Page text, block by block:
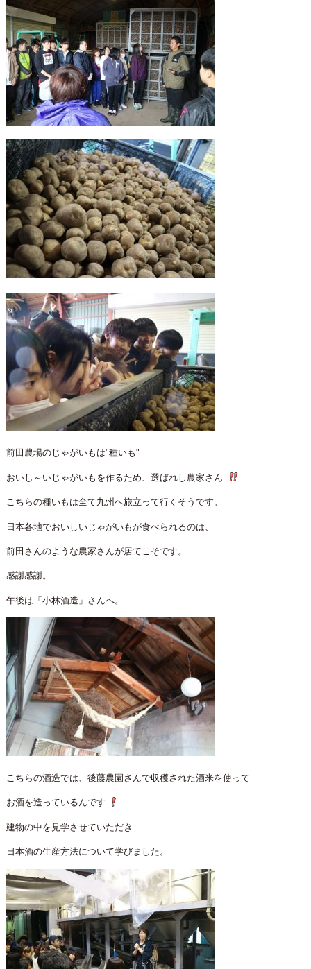
前田農場のじゃがいもは"種いも"
おいし～いじゃがいもを作るため、選ばれし農家さん
こちらの種いもは全て九州へ旅立って行くそうです。
日本各地でおいしいじゃがいもが食べられるのは、
前田さんのような農家さんが居てこそです。
感謝感謝。
午後は「小林酒造」さんへ。
こちらの酒造では、後藤農園さんで収穫された酒米を使って
お酒を造っているんです
建物の中を見学させていただき
日本酒の生産方法について学びました。